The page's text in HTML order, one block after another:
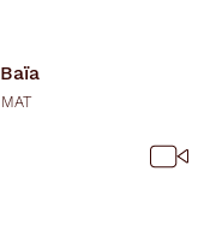
Baïa